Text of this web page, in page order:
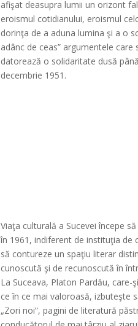
afişat deasupra lumii un orizont
eroismul cotidianului, eroismul
dorinţa de a aduna lumina şi a o
adânc de ceas” argumentele
datorează o solidaritate dusă
decembrie 1951.
Viaţa culturală a Sucevei începe
în 1961, indiferent de instituţia de
să contureze un spaţiu literar
cunoscută şi de recunoscută în
La Suceava, Platon Pardău,
ce în ce mai valoroasă, izbuteşte
„Zori noi”, pagini de literatură